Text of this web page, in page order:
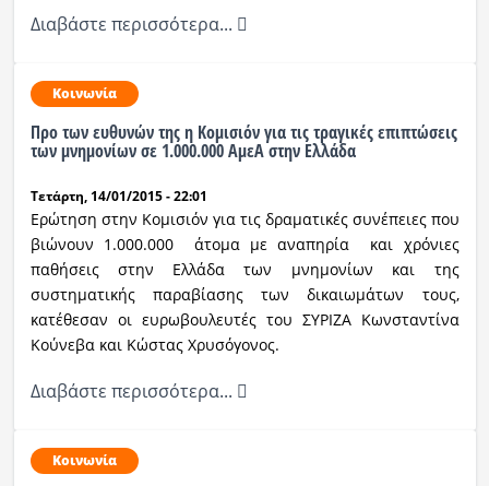
Διαβάστε περισσότερα...
Κοινωνία
Προ των ευθυνών της η Κομισιόν για τις τραγικές επιπτώσεις
των μνημονίων σε 1.000.000 ΑμεΑ στην Ελλάδα
Τετάρτη, 14/01/2015 - 22:01
Ερώτηση στην Κομισιόν για τις δραματικές συνέπειες που
βιώνουν 1.000.000 άτομα με αναπηρία και χρόνιες
παθήσεις στην Ελλάδα των μνημονίων και της
συστηματικής παραβίασης των δικαιωμάτων τους,
κατέθεσαν οι ευρωβουλευτές του ΣΥΡΙΖΑ Κωνσταντίνα
Κούνεβα και Κώστας Χρυσόγονος.
Διαβάστε περισσότερα...
Κοινωνία